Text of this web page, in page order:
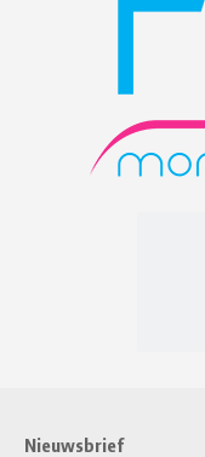
Nieuwsbrief